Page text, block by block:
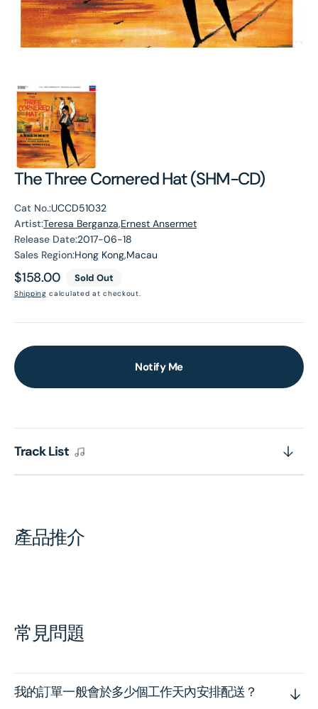
The Three Cornered Hat (SHM-CD)
Cat No.:UCCD51032
Artist:Teresa Berganza,Ernest Ansermet
Release Date:2017-06-18
Sales Region:Hong Kong,Macau
Regular
price
$158.00 Sold Out
Shipping calculated at checkout.
Notify Me
Track List
產品推介
常見問題
我的訂單一般會於多少個工作天內安排配送？